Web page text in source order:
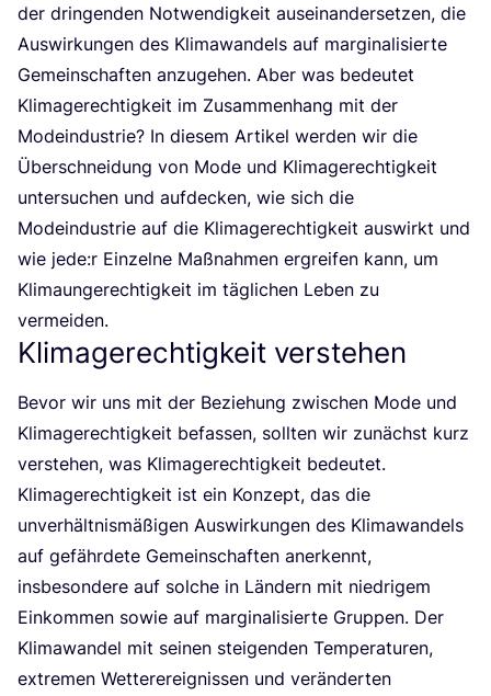
der drin­gen­den Not­wen­dig­keit aus­ein­an­der­set­zen, die
Aus­wir­kun­gen des Kli­ma­wan­dels auf mar­gi­na­li­sier­te
Gemein­schaf­ten anzu­ge­hen. Aber was bedeu­tet
Kli­ma­ge­rech­tig­keit im Zusam­men­hang mit der
Mode­indus­trie? In die­sem Arti­kel wer­den wir die
Über­schnei­dung von Mode und Kli­ma­ge­rech­tig­keit
unter­su­chen und auf­de­cken, wie sich die
Mode­indus­trie auf die Kli­ma­ge­rech­tig­keit aus­wirkt und
wie jede:r Ein­zel­ne Maß­nah­men ergrei­fen kann, um
Kli­maun­ge­rech­tig­keit im täg­li­chen Leben zu
vermeiden.
Klimagerechtigkeit verstehen
Bevor wir uns mit der Bezie­hung zwi­schen Mode und
Kli­ma­ge­rech­tig­keit befas­sen, soll­ten wir zunächst kurz
ver­ste­hen, was Kli­ma­ge­rech­tig­keit bedeu­tet.
Kli­ma­ge­rech­tig­keit ist ein Kon­zept, das die
unver­hält­nis­mä­ßi­gen Aus­wir­kun­gen des Kli­ma­wan­dels
auf gefähr­de­te Gemein­schaf­ten aner­kennt,
ins­be­son­de­re auf sol­che in Län­dern mit nied­ri­gem
Ein­kom­men sowie auf mar­gi­na­li­sier­te Grup­pen. Der
Kli­ma­wan­del mit sei­nen stei­gen­den Tem­pe­ra­tu­ren,
extre­men Wet­ter­ereig­nis­sen und ver­än­der­ten